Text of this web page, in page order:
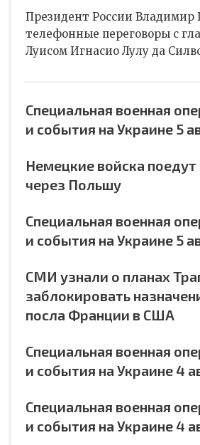
Президент России Владимир
телефонные переговоры с
Луисом Игнасио Лулу да
Специальная военная
и события на Украине 5
Немецкие войска поедут
через Польшу
Специальная военная
и события на Украине 5
СМИ узнали о планах
заблокировать
посла Франции в США
Специальная военная
и события на Украине 4
Специальная военная
и события на Украине 4